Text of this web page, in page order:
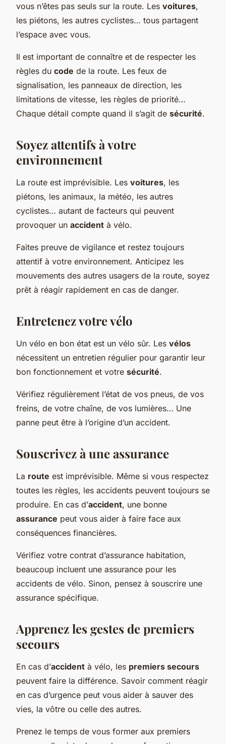
vous n’êtes pas seuls sur la route. Les voitures,
les piétons, les autres cyclistes… tous partagent
l’espace avec vous.
Il est important de connaître et de respecter les
règles du code de la route. Les feux de
signalisation, les panneaux de direction, les
limitations de vitesse, les règles de priorité…
Chaque détail compte quand il s’agit de sécurité.
Soyez attentifs à votre
environnement
La route est imprévisible. Les voitures, les
piétons, les animaux, la météo, les autres
cyclistes… autant de facteurs qui peuvent
provoquer un accident à vélo.
Faites preuve de vigilance et restez toujours
attentif à votre environnement. Anticipez les
mouvements des autres usagers de la route, soyez
prêt à réagir rapidement en cas de danger.
Entretenez votre vélo
Un vélo en bon état est un vélo sûr. Les vélos
nécessitent un entretien régulier pour garantir leur
bon fonctionnement et votre sécurité.
Vérifiez régulièrement l’état de vos pneus, de vos
freins, de votre chaîne, de vos lumières… Une
panne peut être à l’origine d’un accident.
Souscrivez à une assurance
La route est imprévisible. Même si vous respectez
toutes les règles, les accidents peuvent toujours se
produire. En cas d’accident, une bonne
assurance peut vous aider à faire face aux
conséquences financières.
Vérifiez votre contrat d’assurance habitation,
beaucoup incluent une assurance pour les
accidents de vélo. Sinon, pensez à souscrire une
assurance spécifique.
Apprenez les gestes de premiers
secours
En cas d’accident à vélo, les premiers secours
peuvent faire la différence. Savoir comment réagir
en cas d’urgence peut vous aider à sauver des
vies, la vôtre ou celle des autres.
Prenez le temps de vous former aux premiers